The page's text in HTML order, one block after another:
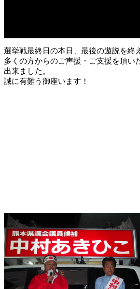
選挙戦最終日の本日、最後の遊説を終
多くの方からのご声援・ご支援を頂い
出来ました。
誠に有難う御座います！